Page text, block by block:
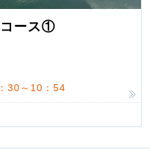
コース①
30～10：54